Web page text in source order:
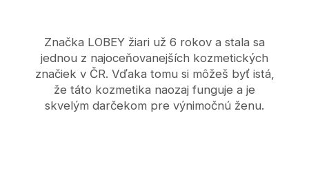
Značka LOBEY žiari už 6 rokov a stala sa
jednou z najoceňovanejších kozmetických
značiek v ČR. Vďaka tomu si môžeš byť istá,
že táto kozmetika naozaj funguje a je
skvelým darčekom pre výnimočnú ženu.